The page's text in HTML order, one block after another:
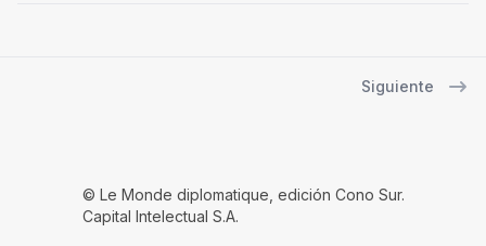
Siguiente
© Le Monde diplomatique, edición Cono Sur.
Capital Intelectual S.A.